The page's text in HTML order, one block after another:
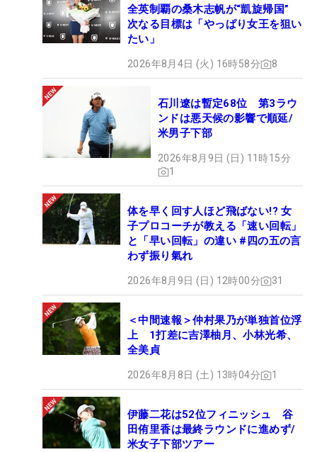
全英制覇の桑木志帆が“凱旋帰国”
次なる目標は「やっぱり女王を狙い
たい」
2026年8月4日 (火) 16時58分 8
石川遼は暫定68位 第3ラウ
ンドは悪天候の影響で順延/
米男子下部
2026年8月9日 (日) 11時15分
1
体を早く回す人ほど飛ばない!? 女
子プロコーチが教える「速い回転」
と「早い回転」の違い #四の五の言
わず振り氣れ
2026年8月9日 (日) 12時00分 31
＜中間速報＞仲村果乃が単独首位浮
上 1打差に吉澤柚月、小林光希、
全美貞
2026年8月8日 (土) 13時04分 1
伊藤二花は52位フィニッシュ 谷
田侑里香は最終ラウンドに進めず/
米女子下部ツアー